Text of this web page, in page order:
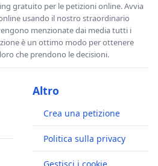
gratuito per le petizioni online. Avvia
usando il nostro straordinario
menzionate dai media tutti i
è un ottimo modo per ottenere
che prendono le decisioni.
Altro
Crea una petizione
Politica sulla privacy